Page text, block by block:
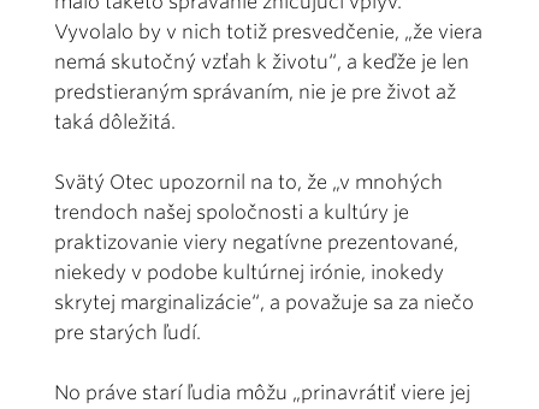
Vyvolalo by v nich totiž presvedčenie, „že viera
nemá skutočný vzťah k životu“, a keďže je len
predstieraným správaním, nie je pre život až
taká dôležitá.
Svätý Otec upozornil na to, že „v mnohých
trendoch našej spoločnosti a kultúry je
praktizovanie viery negatívne prezentované,
niekedy v podobe kultúrnej irónie, inokedy
skrytej marginalizácie“, a považuje sa za niečo
pre starých ľudí.
No práve starí ľudia môžu „prinavrátiť viere jej